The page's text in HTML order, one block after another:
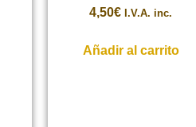
4,50€ I.V.A. inc.
Añadir al carrito